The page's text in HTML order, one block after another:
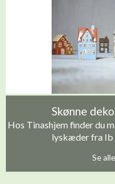
Skønne
Hos Tinashjem finder du
lyskæder fra Ib
Se